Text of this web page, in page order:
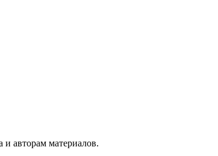
авторам материалов.